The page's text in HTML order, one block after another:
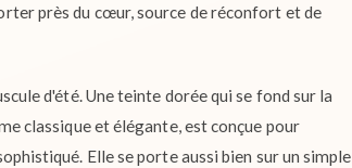
près du cœur, source de réconfort et de
d'été. Une teinte dorée qui se fond sur la
classique et élégante, est conçue pour
Elle se porte aussi bien sur un simple